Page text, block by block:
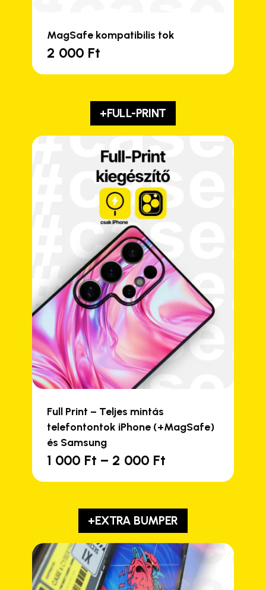
MagSafe kompatibilis tok
2 000 Ft
+FULL-PRINT
Full Print – Teljes mintás
telefontontok iPhone (+MagSafe)
és Samsung
1 000 Ft – 2 000 FtÁrtartomány:
000 Ft
2
000 Ft
Ennek
variációja
van.
A
változatok
a
+EXTRA BUMPER